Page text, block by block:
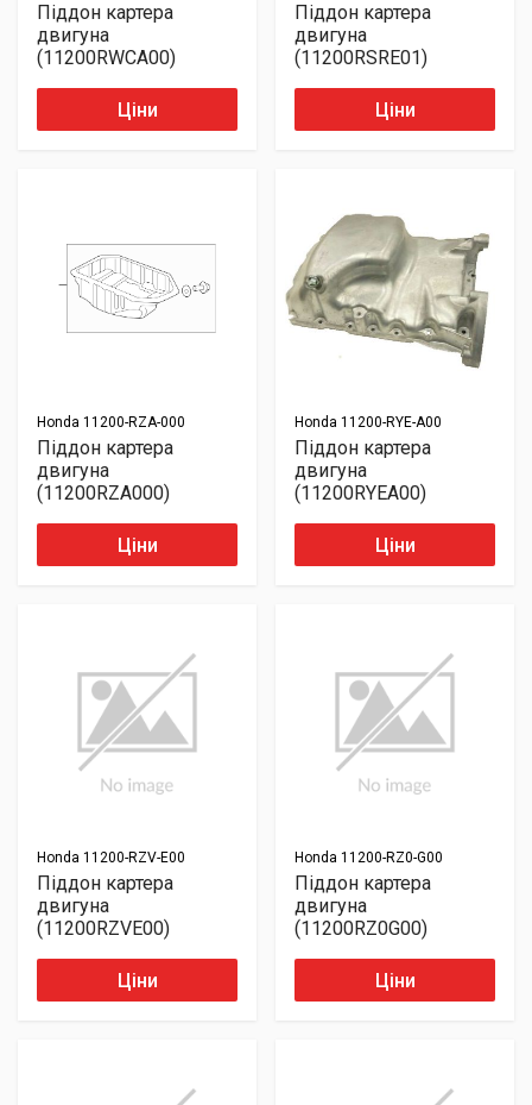
Піддон картера
двигуна
(11200RWCA00)
Ціни
Піддон картера
двигуна
(11200RSRE01)
Ціни
Honda 11200-RZA-000
Піддон картера
двигуна
(11200RZA000)
Ціни
Honda 11200-RYE-A00
Піддон картера
двигуна
(11200RYEA00)
Ціни
Honda 11200-RZV-E00
Піддон картера
двигуна
(11200RZVE00)
Ціни
Honda 11200-RZ0-G00
Піддон картера
двигуна
(11200RZ0G00)
Ціни